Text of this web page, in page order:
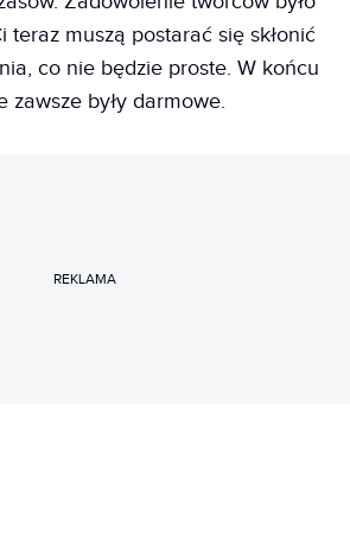
teraz muszą postarać się skłonić
co nie będzie proste. W końcu
zawsze były darmowe.
REKLAMA